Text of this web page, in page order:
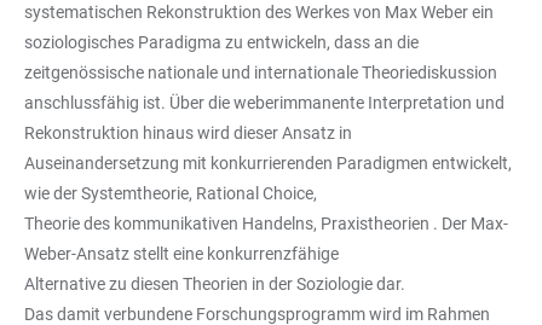
systematischen Rekonstruktion des Werkes von Max Weber ein
soziologisches Paradigma zu entwickeln, dass an die
zeitgenössische nationale und internationale Theoriediskussion
anschlussfähig ist. Über die weberimmanente Interpretation und
Rekonstruktion hinaus wird dieser Ansatz in
Auseinandersetzung mit konkurrierenden Paradigmen entwickelt,
wie der Systemtheorie, Rational Choice,
Theorie des kommunikativen Handelns, Praxistheorien . Der Max-
Weber-Ansatz stellt eine konkurrenzfähige
Alternative zu diesen Theorien in der Soziologie dar.
Das damit verbundene Forschungsprogramm wird im Rahmen